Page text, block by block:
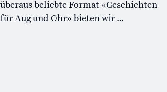
überaus beliebte Format «Geschichten
für Aug und Ohr» bieten wir …